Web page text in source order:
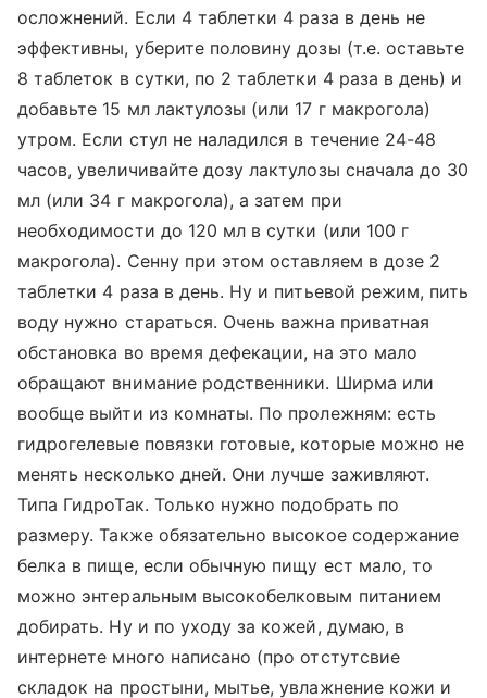
осложнений. Если 4 таблетки 4 раза в день не
эффективны, уберите половину дозы (т.е. оставьте
8 таблеток в сутки, по 2 таблетки 4 раза в день) и
добавьте 15 мл лактулозы (или 17 г макрогола)
утром. Если стул не наладился в течение 24-48
часов, увеличивайте дозу лактулозы сначала до 30
мл (или 34 г макрогола), а затем при
необходимости до 120 мл в сутки (или 100 г
макрогола). Сенну при этом оставляем в дозе 2
таблетки 4 раза в день. Ну и питьевой режим, пить
воду нужно стараться. Очень важна приватная
обстановка во время дефекации, на это мало
обращают внимание родственники. Ширма или
вообще выйти из комнаты. По пролежням: есть
гидрогелевые повязки готовые, которые можно не
менять несколько дней. Они лучше заживляют.
Типа ГидроТак. Только нужно подобрать по
размеру. Также обязательно высокое содержание
белка в пище, если обычную пищу ест мало, то
можно энтеральным высокобелковым питанием
добирать. Ну и по уходу за кожей, думаю, в
интернете много написано (про отстутсвие
складок на простыни, мытье, увлажнение кожи и